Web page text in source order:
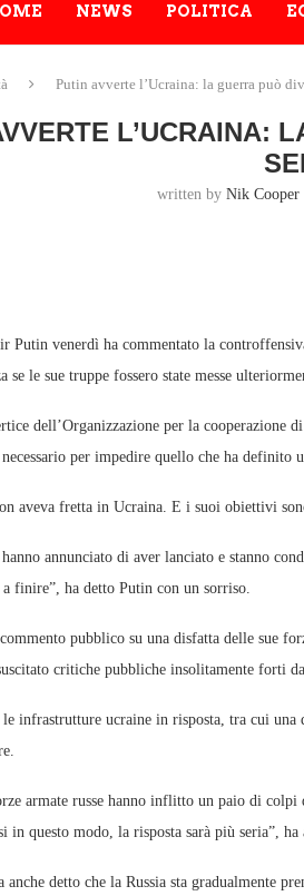
NEWS POLITICA
Putin avverte l’Ucraina: la guerra può
L’UCRAINA:
written by Nik Cooper
Putin venerdì ha commentato la
se le sue truppe fossero state messe
dell’Organizzazione per la cooperazione
necessario per impedire quello che ha
aveva fretta in Ucraina. E i suoi obiettivi
annunciato di aver lanciato e stanno
finire”, ha detto Putin con un sorriso.
pubblico su una disfatta delle sue
critiche pubbliche insolitamente forti
infrastrutture ucraine in risposta, tra cui
armate russe hanno inflitto un paio di
in questo modo, la risposta sarà più seria”,
anche detto che la Russia sta gradualmente